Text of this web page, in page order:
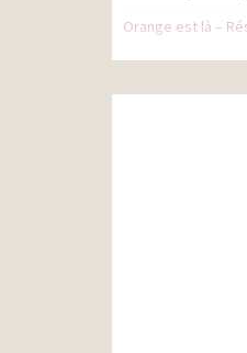
Orange est là –
Renault – Time
La Banque
EDF – Eva – Les